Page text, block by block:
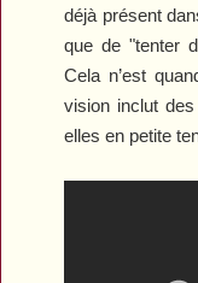
déjà présent
que de "tenter
Cela n’est
vision inclut
elles en petite